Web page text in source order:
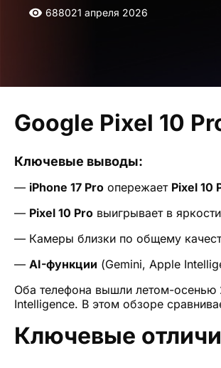
688021 апреля 2026
Google Pixel 10
Ключевые выводы:
— iPhone 17 Pro опережает Pixel 10
— Pixel 10 Pro выигрывает в
— Камеры близки по общему
— AI-функции (Gemini, Apple
Оба телефона вышли летом-осенью
Intelligence. В этом обзоре
Ключевые